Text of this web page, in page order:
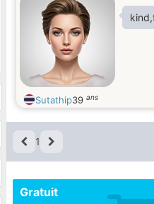
Sutathip39 ans
1
Gratuit